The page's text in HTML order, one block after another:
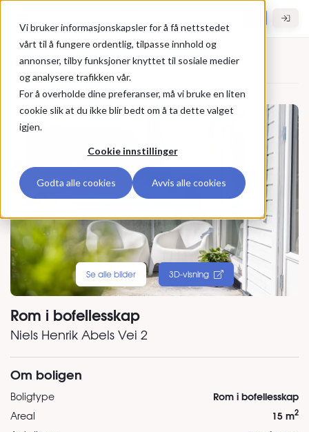
Vi bruker informasjonskapsler for å få nettstedet
vårt til å fungere ordentlig, tilpasse innhold og
annonser, tilby funksjoner knyttet til sosiale medier
og analysere trafikken vår.
For å overholde dine preferanser, må vi bruke en liten
cookie slik at du ikke blir bedt om å ta dette valget
igjen.
Cookie innstillinger
Godta alle cookies Avvis alle cookies
Bolig til leie
Se alle bilder 3D-visning
Rom i bofellesskap
Niels Henrik Abels Vei 2
Om boligen
Boligtype Rom i bofellesskap
Areal 15 m2